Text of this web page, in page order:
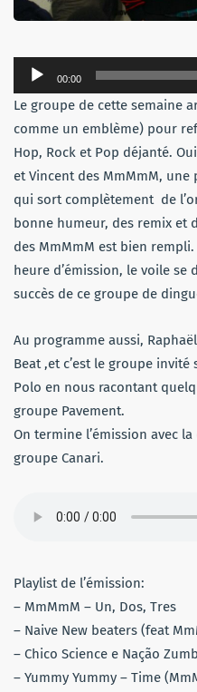
Lecteur
audio
00:00
Le groupe de cette semaine
comme un emblème) pour
Hop, Rock et Pop déjanté.
et Vincent des MmMmM,
qui sort complètement de
bonne humeur, des remix et
des MmMmM est bien
heure d’émission, le voile se
succès de ce groupe de
Au programme aussi,
Beat ,et c’est le groupe
Polo en nous racontant
groupe Pavement.
On termine l’émission avec
groupe Canari.
Playlist de l’émission:
– MmMmM – Un, Dos, Tres
– Naive New beaters (feat
– Chico Science e Nação
– Yummy Yummy – Time